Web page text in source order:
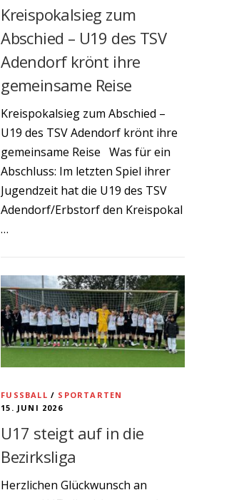
Kreispokalsieg zum
Abschied – U19 des TSV
Adendorf krönt ihre
gemeinsame Reise
Kreispokalsieg zum Abschied –
U19 des TSV Adendorf krönt ihre
gemeinsame Reise Was für ein
Abschluss: Im letzten Spiel ihrer
Jugendzeit hat die U19 des TSV
Adendorf/Erbstorf den Kreispokal
…
FUSSBALL / SPORTARTEN
15. JUNI 2026
U17 steigt auf in die
Bezirksliga
Herzlichen Glückwunsch an